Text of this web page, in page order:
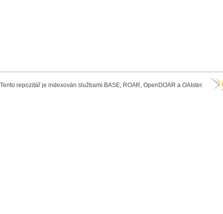
Tento repozitář je indexován službami BASE, ROAR, OpenDOAR a OAIster.